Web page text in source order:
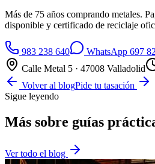
Más de 75 años comprando metales.
disponible y certificado de reciclaje
983 238 640 WhatsApp 697
Calle Metal 5 · 47008 Valladolid
Volver al blogPide tu tasación
Sigue leyendo
Más sobre guías
Ver todo el blog